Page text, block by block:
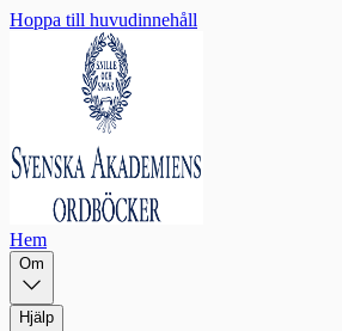
Hoppa till huvudinnehåll
Hem
Om
Hjälp